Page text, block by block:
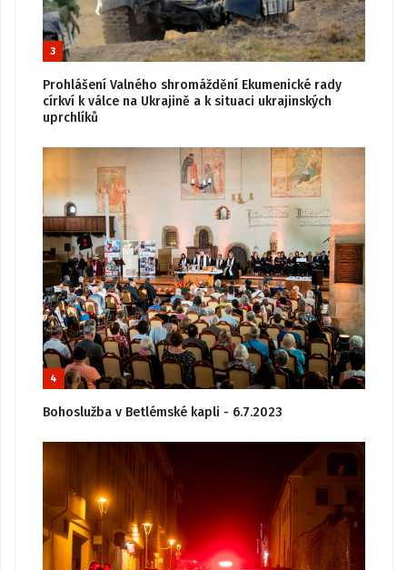
3
Prohlášení Valného shromáždění Ekumenické rady
církví k válce na Ukrajině a k situaci ukrajinských
uprchlíků
4
Bohoslužba v Betlémské kapli - 6.7.2023